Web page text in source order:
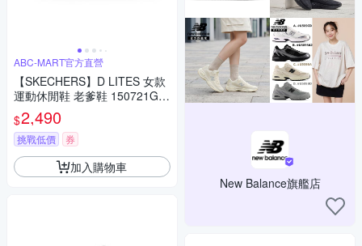
ABC-MART官方直營
【SKECHERS】D LITES 女款
運動休閒鞋 老爹鞋 150721GR
$2,490
挑戰低價 券
加入購物車
New Balance旗艦店